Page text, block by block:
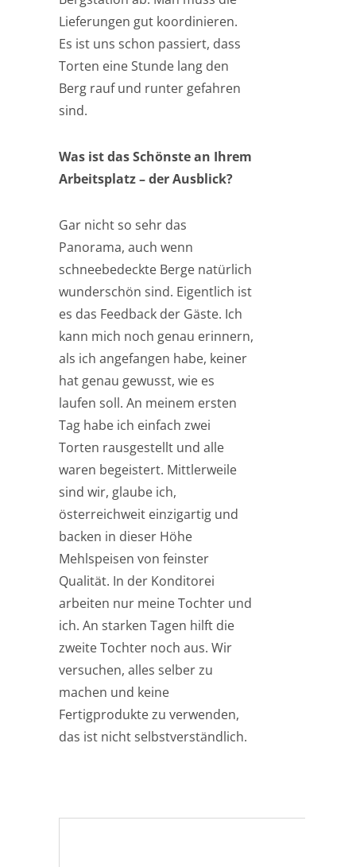
Lieferungen gut koordinieren.
Es ist uns schon passiert, dass
Torten eine Stunde lang den
Berg rauf und runter gefahren
sind.
Was ist das Schönste an Ihrem
Arbeitsplatz – der Ausblick?
Gar nicht so sehr das
Panorama, auch wenn
schneebedeckte Berge natürlich
wunderschön sind. Eigentlich ist
es das Feedback der Gäste. Ich
kann mich noch genau erinnern,
als ich angefangen habe, keiner
hat genau gewusst, wie es
laufen soll. An meinem ersten
Tag habe ich einfach zwei
Torten rausgestellt und alle
waren begeistert. Mittlerweile
sind wir, glaube ich,
österreichweit einzigartig und
backen in dieser Höhe
Mehlspeisen von feinster
Qualität. In der Konditorei
arbeiten nur meine Tochter und
ich. An starken Tagen hilft die
zweite Tochter noch aus. Wir
versuchen, alles selber zu
machen und keine
Fertigprodukte zu verwenden,
das ist nicht selbstverständlich.